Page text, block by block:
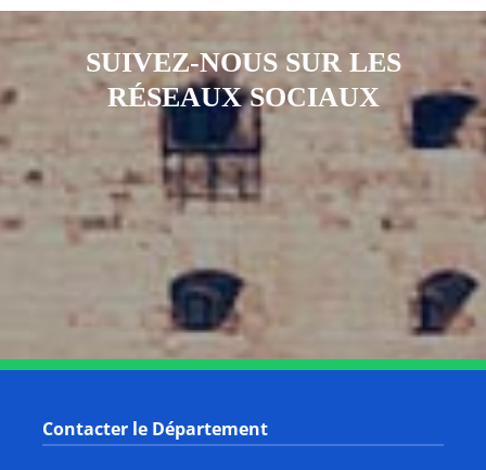
SUIVEZ-NOUS SUR LES
RÉSEAUX SOCIAUX
Notre page Instagram
Notre page Facebook
Notre page XNotre page Tiktok
Notre page
Notre page Youtube
Contacter le Département